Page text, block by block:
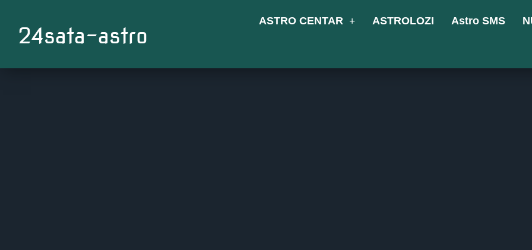
24sata-astro
ASTRO CENTAR ASTROLOZI Astro SMS